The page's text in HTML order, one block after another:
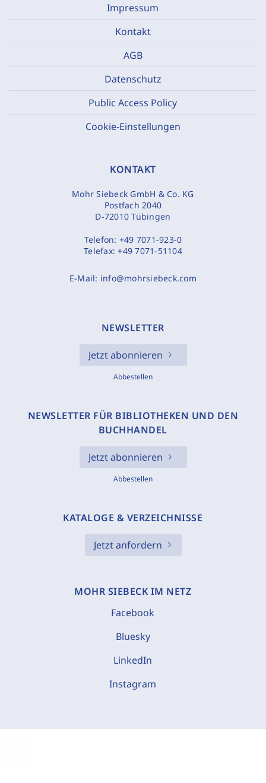
Impressum
Kontakt
AGB
Datenschutz
Public Access Policy
Cookie-Einstellungen
KONTAKT
Mohr Siebeck GmbH & Co. KG
Postfach 2040
D-72010 Tübingen
Telefon: +49 7071-923-0
Telefax:+49 7071-51104
E-Mail: info@mohrsiebeck.com
NEWSLETTER
Jetzt abonnieren
Abbestellen
NEWSLETTER FÜR BIBLIOTHEKEN UND DEN
BUCHHANDEL
Jetzt abonnieren
Abbestellen
KATALOGE & VERZEICHNISSE
Jetzt anfordern
MOHR SIEBECK IM NETZ
Facebook
Bluesky
LinkedIn
Instagram